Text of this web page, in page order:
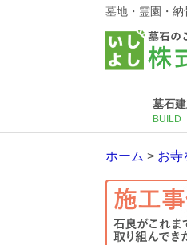
墓地・霊園・
墓石
BUILD
ホーム > お寺